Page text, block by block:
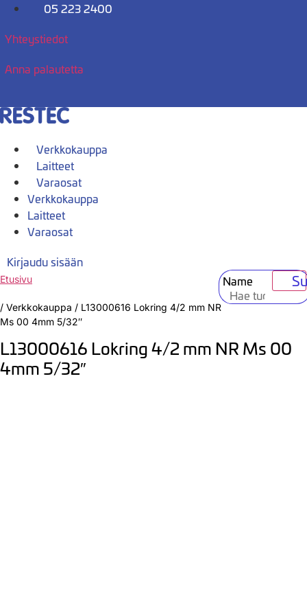
Mene
05 223 2400
Yhteystiedot
Anna palautetta
Verkkokauppa
Laitteet
Varaosat
Verkkokauppa
Laitteet
Varaosat
Kirjaudu sisään
Name
Etusivu
/ Verkkokauppa / L13000616 Lokring 4/2 mm NR
Ms 00 4mm 5/32″
L13000616 Lokring 4/2 mm NR Ms 00
4mm 5/32″